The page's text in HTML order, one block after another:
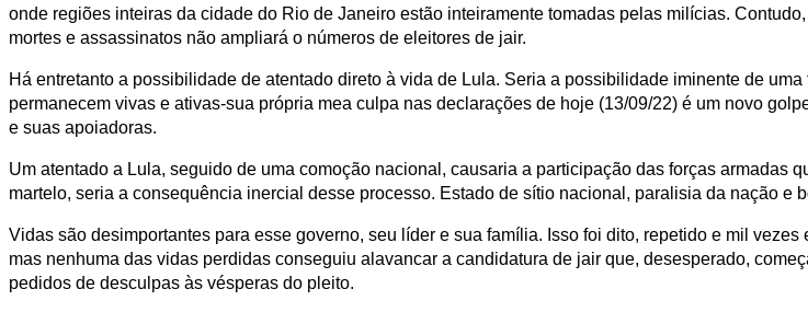
onde regiões inteiras da cidade do Rio de Janeiro estão inteiramente tomadas pelas milícias.
mortes e assassinatos não ampliará o números de eleitores de jair.
Há entretanto a possibilidade de atentado direto à vida de Lula. Seria a possibilidade iminente de
permanecem vivas e ativas-sua própria mea culpa nas declarações de hoje (13/09/22) é um novo
e suas apoiadoras.
Um atentado a Lula, seguido de uma comoção nacional, causaria a participação das forças armadas
martelo, seria a consequência inercial desse processo. Estado de sítio nacional, paralisia da nação e
Vidas são desimportantes para esse governo, seu líder e sua família. Isso foi dito, repetido e mil
mas nenhuma das vidas perdidas conseguiu alavancar a candidatura de jair que, desesperado,
pedidos de desculpas às vésperas do pleito.